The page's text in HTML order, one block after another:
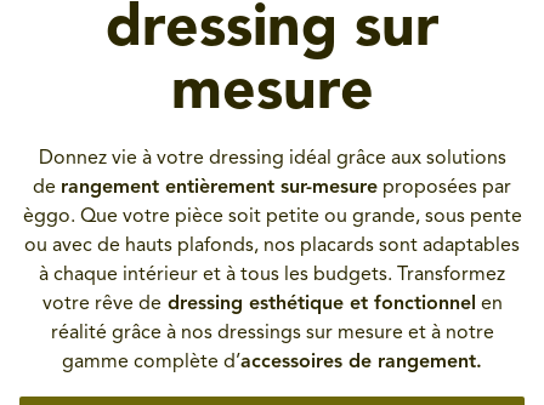
dressing sur
mesure
Donnez vie à votre dressing idéal grâce aux solutions
de rangement entièrement sur-mesure proposées par
èggo. Que votre pièce soit petite ou grande, sous pente
ou avec de hauts plafonds, nos placards sont adaptables
à chaque intérieur et à tous les budgets. Transformez
votre rêve dedressing esthétique et fonctionnel en
réalité grâce à nos dressings sur mesure et à notre
gamme complète d’accessoires de rangement.